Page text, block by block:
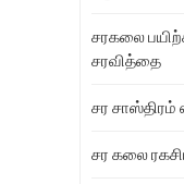
சரகலை
சரவித்தை
சர
சர கலை